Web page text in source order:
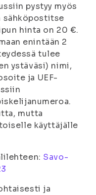
pystyy myös
sähköpostitse
hinta on 20 €.
enintään 2
tulee
ystäväsi) nimi,
ja UEF-
mutta
käyttäjälle
Savo-
ja